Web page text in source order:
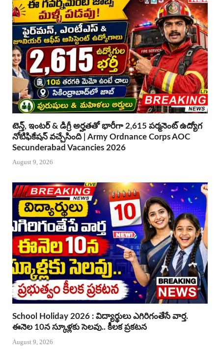
టెన్త్, ఇంటర్ & డిగ్రీ అర్హతతో భారీగా 2,615 పర్మనెంట్ ఉద్యోగ
నోటిఫికేషన్ వచ్చేసింది | Army Ordnance Corps AOC
Secunderabad Vacancies 2026
August 9, 2026
School Holiday 2026 : విద్యార్థులు ఎగిరిగంతేసే వార్త.
ఈనెల 10న స్కూళ్లకు సెలవు.. కీలక ప్రకటన
August 9, 2026